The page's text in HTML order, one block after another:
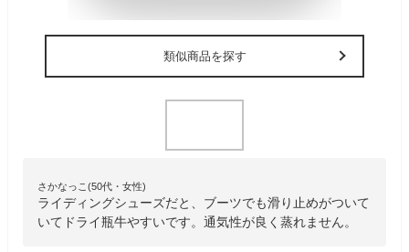
類似商品を探す
さかなっこ(50代・女性)
ライディングシューズだと、ブーツでも滑り止めがついて
いてドライ瓶牛やすいです。通気性が良く蒸れません。